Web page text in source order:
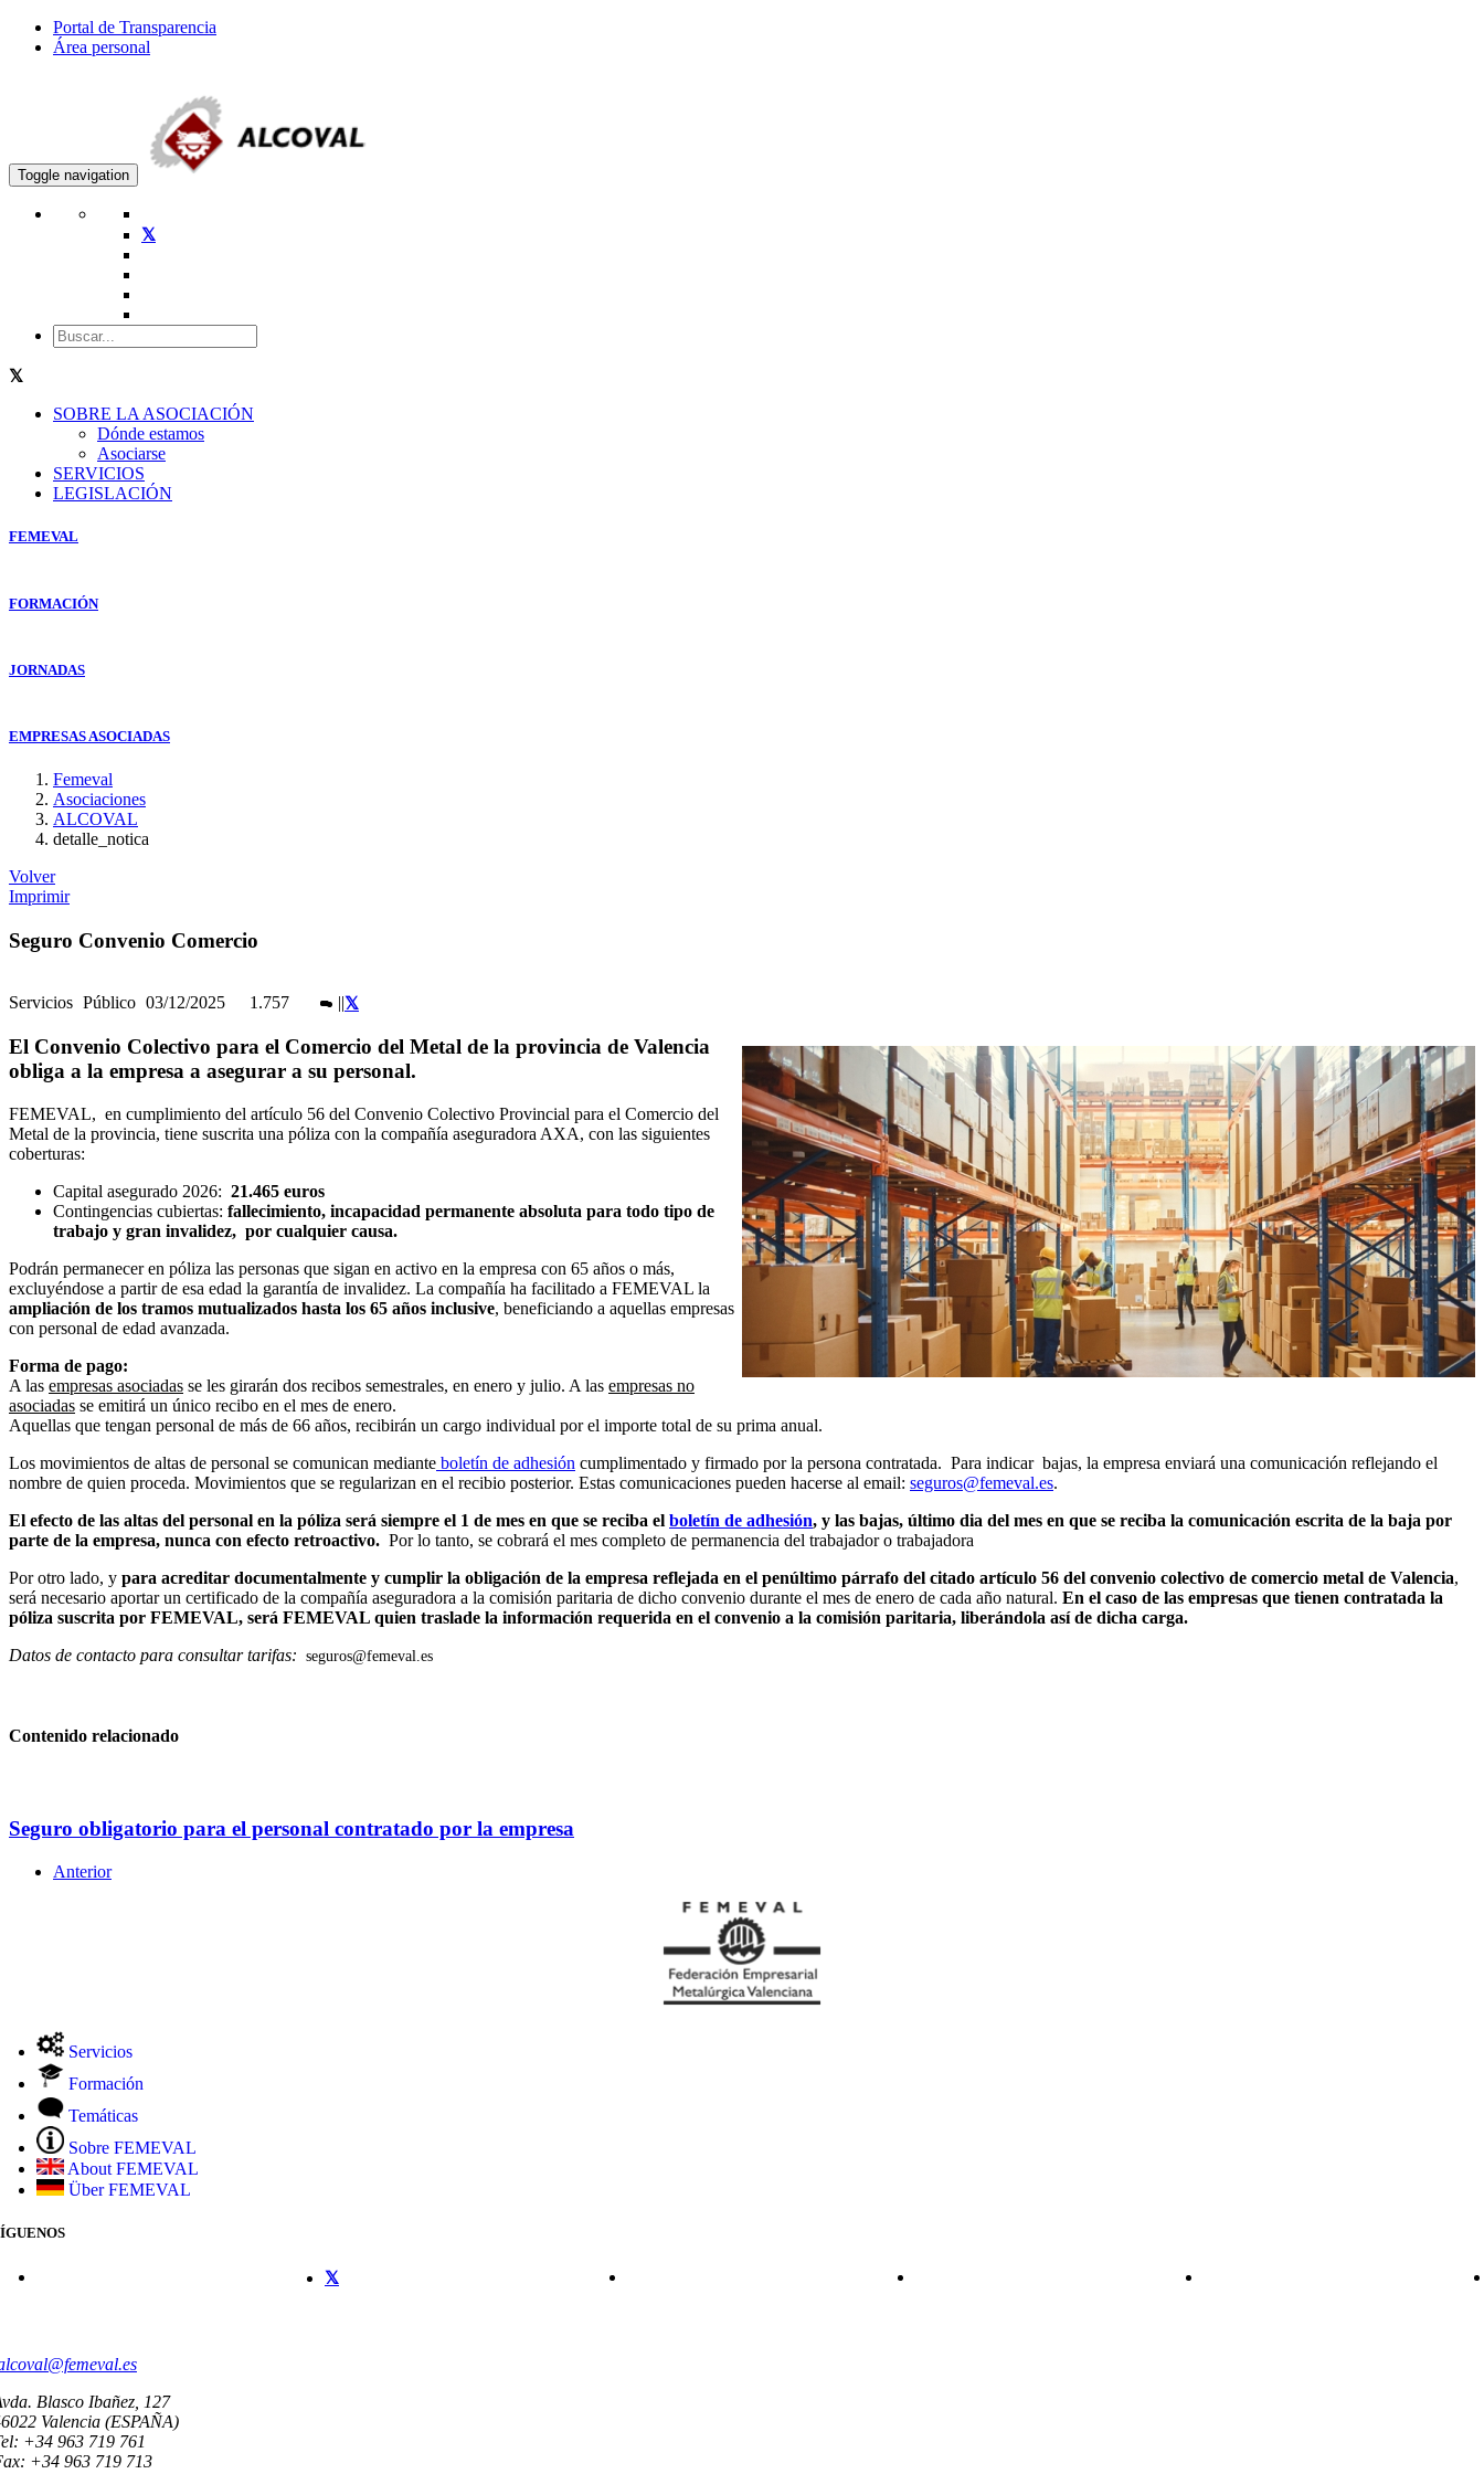
Portal de Transparencia
Área personal
Toggle navigation
SOBRE LA ASOCIACIÓN
Dónde estamos
Asociarse
SERVICIOS
LEGISLACIÓN
FEMEVAL
FORMACIÓN
JORNADAS
EMPRESAS ASOCIADAS
Femeval
Asociaciones
ALCOVAL
detalle_notica
Volver
Imprimir
Seguro Convenio Comercio
Servicios Público 03/12/2025 1.757
El Convenio Colectivo para el Comercio del Metal de la provincia de Valencia
obliga a la empresa a asegurar a su personal.
FEMEVAL, en cumplimiento del artículo 56 del Convenio Colectivo Provincial para el Comercio del
Metal de la provincia, tiene suscrita una póliza con la compañía aseguradora AXA, con las siguientes
coberturas:
Capital asegurado 2026: 21.465 euros
Contingencias cubiertas: fallecimiento, incapacidad permanente absoluta para todo tipo de
trabajo y gran invalidez, por cualquier causa.
Podrán permanecer en póliza las personas que sigan en activo en la empresa con 65 años o más,
excluyéndose a partir de esa edad la garantía de invalidez. La compañía ha facilitado a FEMEVAL la
ampliación de los tramos mutualizados hasta los 65 años inclusive, beneficiando a aquellas empresas
con personal de edad avanzada.
Forma de pago:
A las empresas asociadas se les girarán dos recibos semestrales, en enero y julio. A las empresas no
asociadas se emitirá un único recibo en el mes de enero.
Aquellas que tengan personal de más de 66 años, recibirán un cargo individual por el importe total de su prima anual.
Los movimientos de altas de personal se comunican mediante boletín de adhesión cumplimentado y firmado por la persona contratada. Para indicar bajas, la empresa enviará una comunicación reflejando el
nombre de quien proceda. Movimientos que se regularizan en el recibio posterior. Estas comunicaciones pueden hacerse al email: seguros@femeval.es.
El efecto de las altas del personal en la póliza será siempre el 1 de mes en que se reciba el boletín de adhesión, y las bajas, último dia del mes en que se reciba la comunicación escrita de la baja por
parte de la empresa, nunca con efecto retroactivo. Por lo tanto, se cobrará el mes completo de permanencia del trabajador o trabajadora
Por otro lado, y para acreditar documentalmente y cumplir la obligación de la empresa reflejada en el penúltimo párrafo del citado artículo 56 del convenio colectivo de comercio metal de Valencia,
será necesario aportar un certificado de la compañía aseguradora a la comisión paritaria de dicho convenio durante el mes de enero de cada año natural. En el caso de las empresas que tienen contratada la
póliza suscrita por FEMEVAL, será FEMEVAL quien traslade la información requerida en el convenio a la comisión paritaria, liberándola así de dicha carga.
Datos de contacto para consultar tarifas: seguros@femeval.es
Contenido relacionado
Seguro obligatorio para el personal contratado por la empresa
Anterior
Servicios
Formación
Temáticas
Sobre FEMEVAL
About FEMEVAL
Über FEMEVAL
Blasco Ibañez, 127
Valencia (ESPAÑA)
+34 963 719 761
+34 963 719 713